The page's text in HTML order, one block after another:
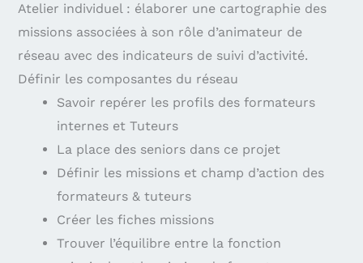
Atelier individuel : élaborer une cartographie des
missions associées à son rôle d’animateur de
réseau avec des indicateurs de suivi d’activité.
Définir les composantes du réseau
Savoir repérer les profils des formateurs
internes et Tuteurs
La place des seniors dans ce projet
Définir les missions et champ d’action des
formateurs & tuteurs
Créer les fiches missions
Trouver l’équilibre entre la fonction